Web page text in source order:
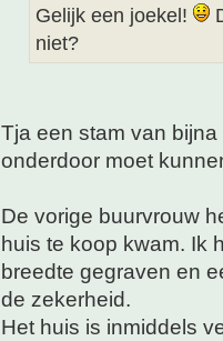
Gelijk een joekel!
niet?
Tja een stam van
onderdoor moet
De vorige buurvrouw
huis te koop kwam. Ik
breedte gegraven en
de zekerheid.
Het huis is inmiddels